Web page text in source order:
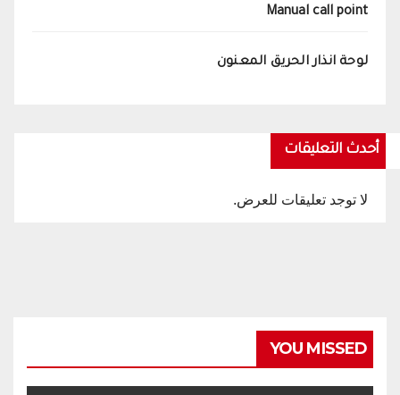
Manual call point
لوحة انذار الحريق المعنون
أحدث التعليقات
لا توجد تعليقات للعرض.
YOU MISSED